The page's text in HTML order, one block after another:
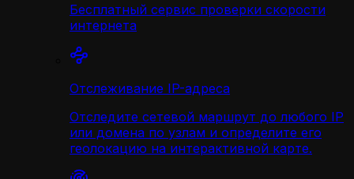
Бесплатный сервис проверки скорости
интернета
Отслеживание IP-адреса
Отследите сетевой маршрут до любого IP
или домена по узлам и определите его
геолокацию на интерактивной карте.